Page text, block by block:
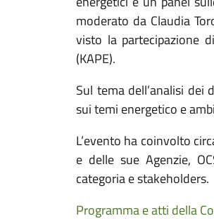
moderato da Claudia
visto la partecipazione
(KAPE).
Sul tema dell’analisi dei
sui temi energetico e
L’evento ha coinvolto
e delle sue Agenzie,
categoria e stakeholders.
Programma e atti della